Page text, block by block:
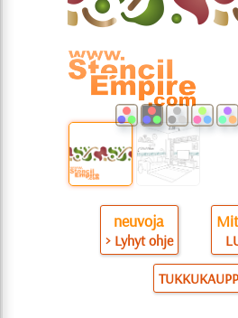
neuvoja
> Lyhyt ohje